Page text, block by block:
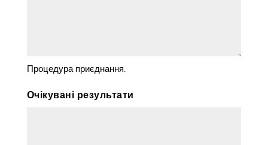
Процедура приєднання.
Очікувані результати